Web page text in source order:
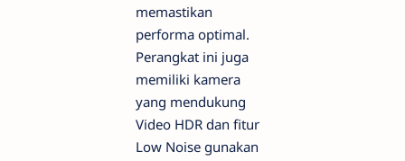
memastikan
performa optimal.
Perangkat ini juga
memiliki kamera
yang mendukung
Video HDR dan fitur
Low Noise gunakan